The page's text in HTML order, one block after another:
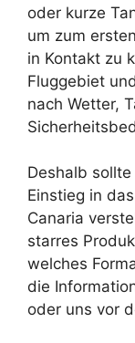
oder kurze
um zum
in Kontakt zu
Fluggebiet
nach Wetter,
Deshalb
Einstieg in
Canaria
starres
welches
die
oder uns vor